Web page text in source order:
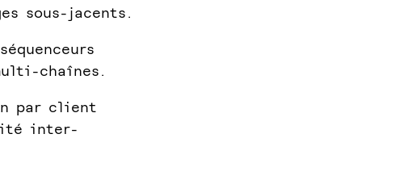
sous-jacents.
chaînes.
par client
inter-